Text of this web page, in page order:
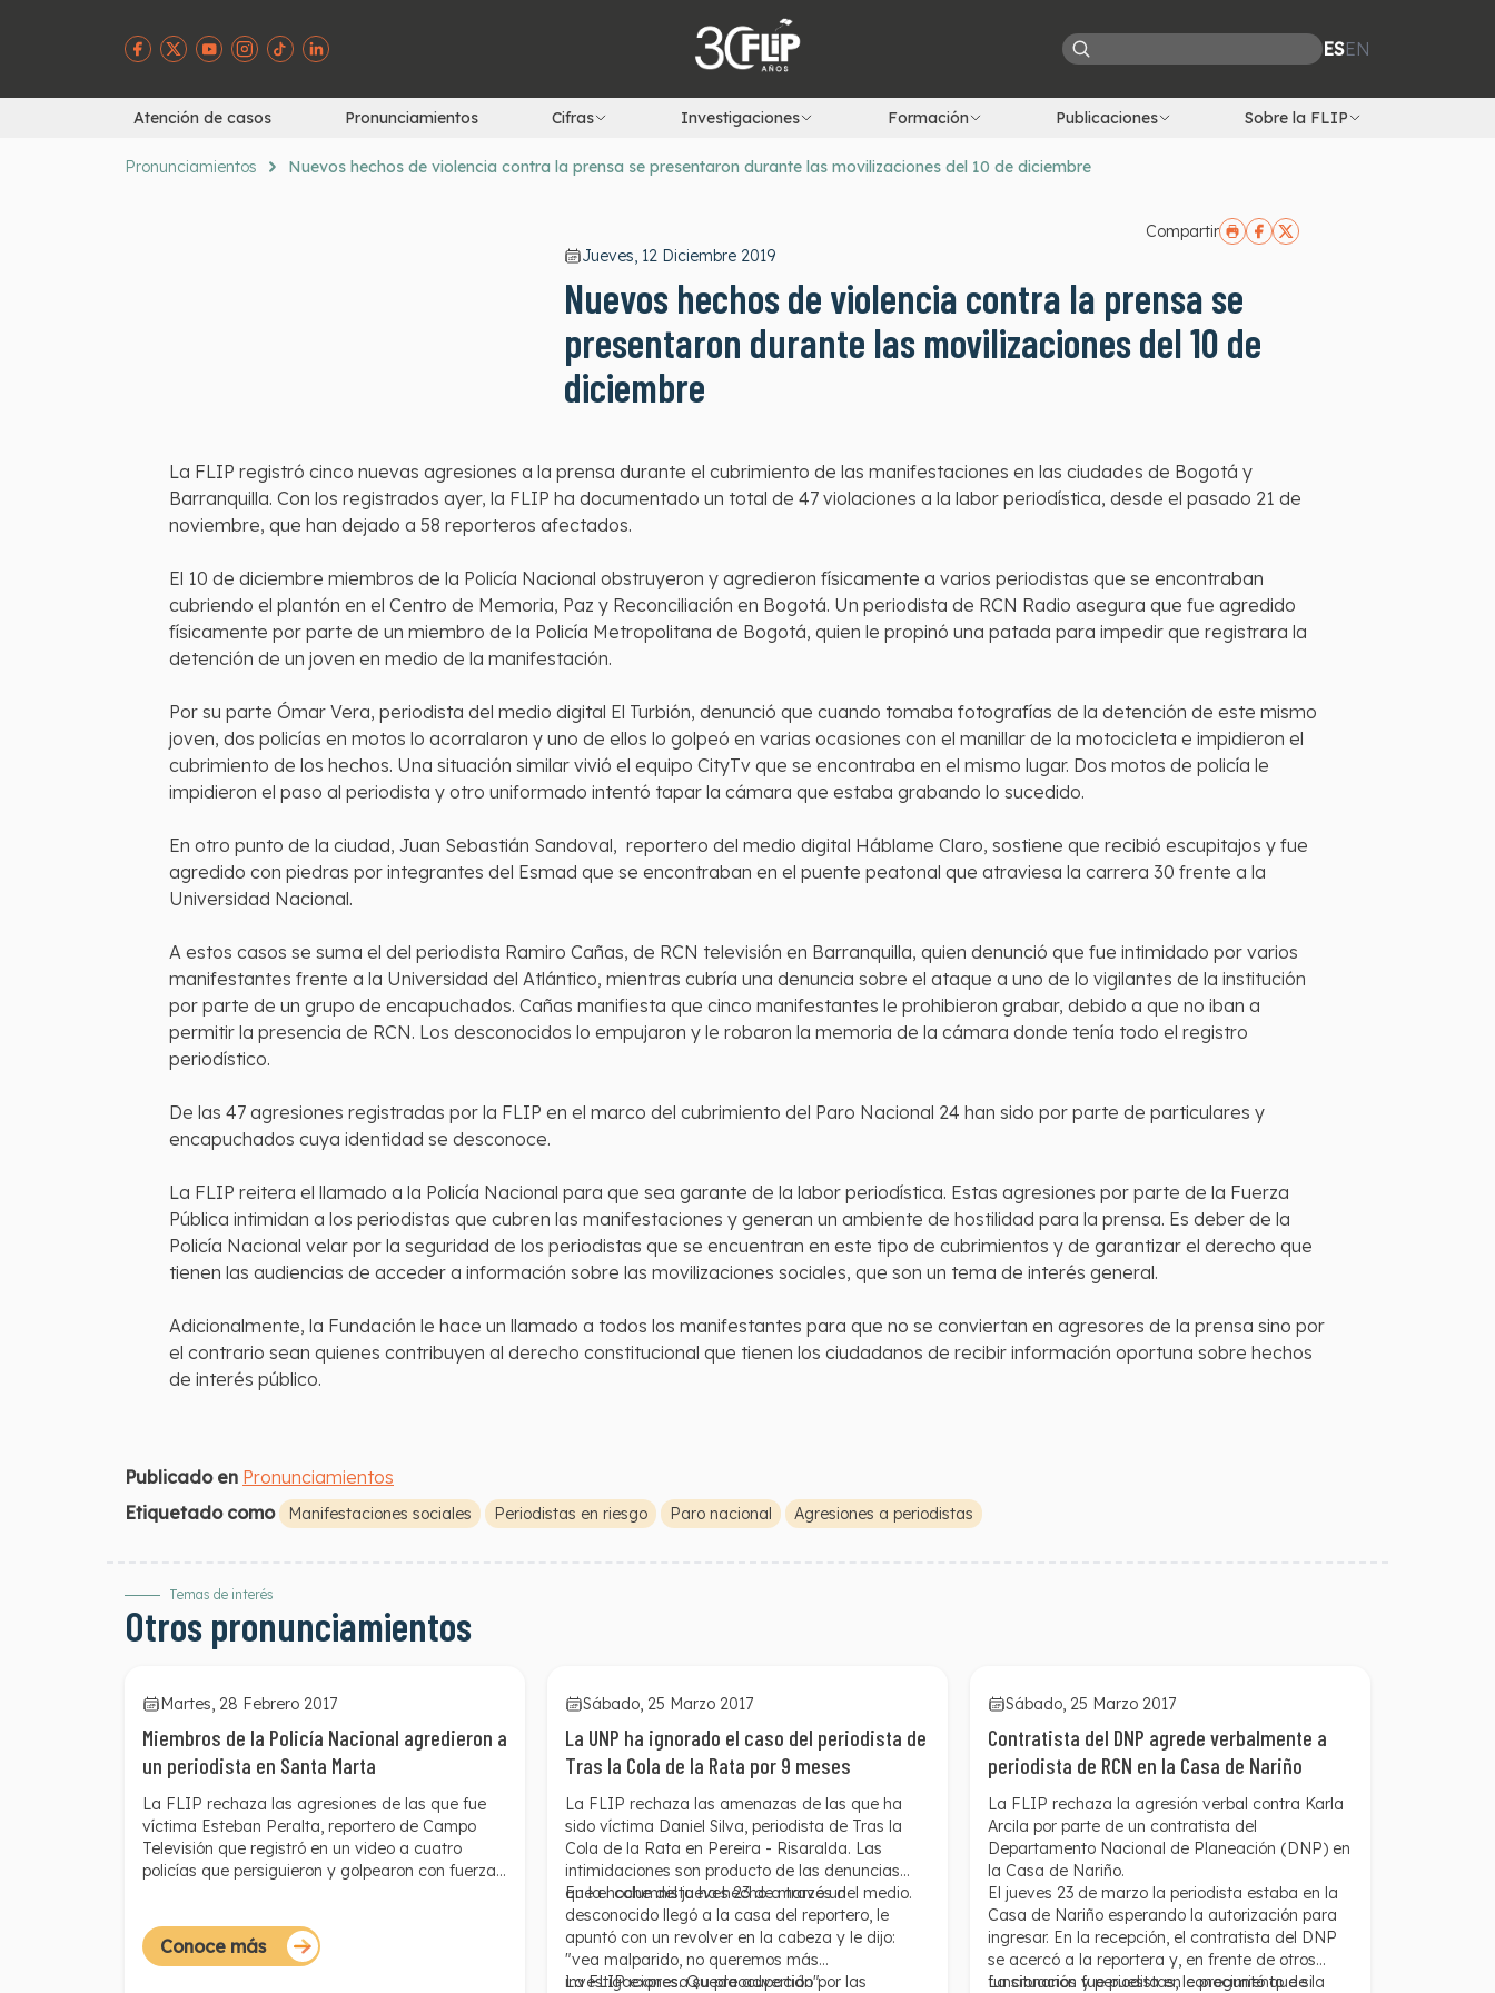
ESEN
Atención de casos Pronunciamientos Cifras Investigaciones Formación Publicaciones Sobre la FLIP
Pronunciamientos Nuevos hechos de violencia contra la prensa se presentaron durante las movilizaciones del 10 de diciembre
Compartir
Jueves, 12 Diciembre 2019
Nuevos hechos de violencia contra la prensa se
presentaron durante las movilizaciones del 10 de
diciembre
La FLIP registró cinco nuevas agresiones a la prensa durante el cubrimiento de las manifestaciones en las ciudades de Bogotá y
Barranquilla. Con los registrados ayer, la FLIP ha documentado un total de 47 violaciones a la labor periodística, desde el pasado 21 de
noviembre, que han dejado a 58 reporteros afectados.
El 10 de diciembre miembros de la Policía Nacional obstruyeron y agredieron físicamente a varios periodistas que se encontraban
cubriendo el plantón en el Centro de Memoria, Paz y Reconciliación en Bogotá. Un periodista de RCN Radio asegura que fue agredido
físicamente por parte de un miembro de la Policía Metropolitana de Bogotá, quien le propinó una patada para impedir que registrara la
detención de un joven en medio de la manifestación.
Por su parte Ómar Vera, periodista del medio digital El Turbión, denunció que cuando tomaba fotografías de la detención de este mismo
joven, dos policías en motos lo acorralaron y uno de ellos lo golpeó en varias ocasiones con el manillar de la motocicleta e impidieron el
cubrimiento de los hechos. Una situación similar vivió el equipo CityTv que se encontraba en el mismo lugar. Dos motos de policía le
impidieron el paso al periodista y otro uniformado intentó tapar la cámara que estaba grabando lo sucedido.
En otro punto de la ciudad, Juan Sebastián Sandoval, reportero del medio digital Háblame Claro, sostiene que recibió escupitajos y fue
agredido con piedras por integrantes del Esmad que se encontraban en el puente peatonal que atraviesa la carrera 30 frente a la
Universidad Nacional.
A estos casos se suma el del periodista Ramiro Cañas, de RCN televisión en Barranquilla, quien denunció que fue intimidado por varios
manifestantes frente a la Universidad del Atlántico, mientras cubría una denuncia sobre el ataque a uno de lo vigilantes de la institución
por parte de un grupo de encapuchados. Cañas manifiesta que cinco manifestantes le prohibieron grabar, debido a que no iban a
permitir la presencia de RCN. Los desconocidos lo empujaron y le robaron la memoria de la cámara donde tenía todo el registro
periodístico.
De las 47 agresiones registradas por la FLIP en el marco del cubrimiento del Paro Nacional 24 han sido por parte de particulares y
encapuchados cuya identidad se desconoce.
La FLIP reitera el llamado a la Policía Nacional para que sea garante de la labor periodística. Estas agresiones por parte de la Fuerza
Pública intimidan a los periodistas que cubren las manifestaciones y generan un ambiente de hostilidad para la prensa. Es deber de la
Policía Nacional velar por la seguridad de los periodistas que se encuentran en este tipo de cubrimientos y de garantizar el derecho que
tienen las audiencias de acceder a información sobre las movilizaciones sociales, que son un tema de interés general.
Adicionalmente, la Fundación le hace un llamado a todos los manifestantes para que no se conviertan en agresores de la prensa sino por
el contrario sean quienes contribuyen al derecho constitucional que tienen los ciudadanos de recibir información oportuna sobre hechos
de interés público.
Publicado en Pronunciamientos
Etiquetado como
Manifestaciones sociales Periodistas en riesgo Paro nacional Agresiones a periodistas
Temas de interés
Otros pronunciamientos
Martes, 28 Febrero 2017
Miembros de la Policía Nacional agredieron a
un periodista en Santa Marta
La FLIP rechaza las agresiones de las que fue
víctima Esteban Peralta, reportero de Campo
Televisión que registró en un video a cuatro
policías que persiguieron y golpearon con fuerza
autoridades arremetieron contra Peralta cuando
se dieron cuenta que el periodista los estaba
Conoce más
Sábado, 25 Marzo 2017
La UNP ha ignorado el caso del periodista de
Tras la Cola de la Rata por 9 meses
La FLIP rechaza las amenazas de las que ha
sido víctima Daniel Silva, periodista de Tras la
Cola de la Rata en Pereira - Risaralda. Las
intimidaciones son producto de las denuncias
que el columnista ha hecho a través del medio.
En la noche del jueves 23 de marzo un
desconocido llegó a la casa del reportero, le
apuntó con un revolver en la cabeza y le dijo:
"vea malparido, no queremos más
investigaciones. Queda advertido".
La FLIP expresa su preocupación por las
Sábado, 25 Marzo 2017
Contratista del DNP agrede verbalmente a
periodista de RCN en la Casa de Nariño
La FLIP rechaza la agresión verbal contra Karla
Arcila por parte de un contratista del
Departamento Nacional de Planeación (DNP) en
la Casa de Nariño.
El jueves 23 de marzo la periodista estaba en la
Casa de Nariño esperando la autorización para
ingresar. En la recepción, el contratista del DNP
se acercó a la reportera y, en frente de otros
funcionarios y periodistas, le preguntó que si
La situación fue puesta en conocimiento de la